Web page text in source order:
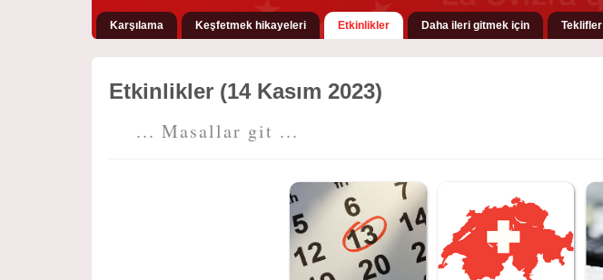
Karşılama Keşfetmek hikayeleri Etkinlikler Daha ileri gitmek için Teklifler
Etkinlikler (14 Kasım 2023)
... Masallar git ...